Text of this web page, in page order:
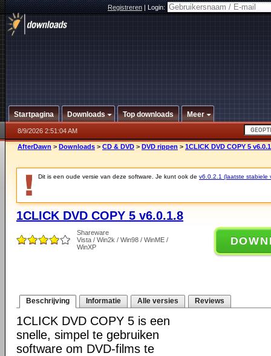
Registreren|Login:
Startpagina Downloads Top downloads Meer
8/9/2026 2:51:04 AM
AfterDawn > Downloads > CD & DVD > DVD rippen > 1CLICK DVD COPY 5
Dit is een oude versie van deze software. Je kunt ook de v6.0.2.1 (laatste stabiele
1CLICK DVD COPY 5 v6.0.1.8
Shareware
Vista / Win2k / Win98 / WinME /
WinXP
Beschrijving Informatie Alle versies Reviews
1CLICK DVD COPY 5 is een
snelle, simpel te gebruiken
software om DVD-films te